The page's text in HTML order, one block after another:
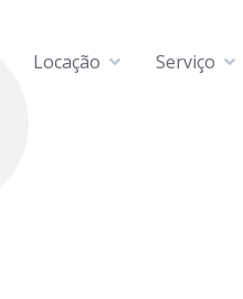
Locação Serviço